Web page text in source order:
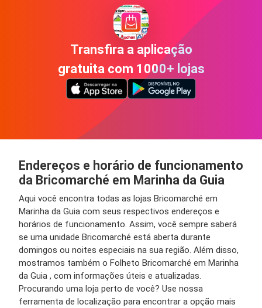
Transfira a aplicação
gratuita com 1000+ lojas
Endereços e horário de funcionamento
da Bricomarché em Marinha da Guia
Aqui você encontra todas as lojas Bricomarché em
Marinha da Guia com seus respectivos endereços e
horários de funcionamento. Assim, você sempre saberá
se uma unidade Bricomarché está aberta durante
domingos ou noites especiais na sua região. Além disso,
mostramos também o Folheto Bricomarché em Marinha
da Guia , com informações úteis e atualizadas.
Procurando uma loja perto de você? Use nossa
ferramenta de localização para encontrar a opção mais